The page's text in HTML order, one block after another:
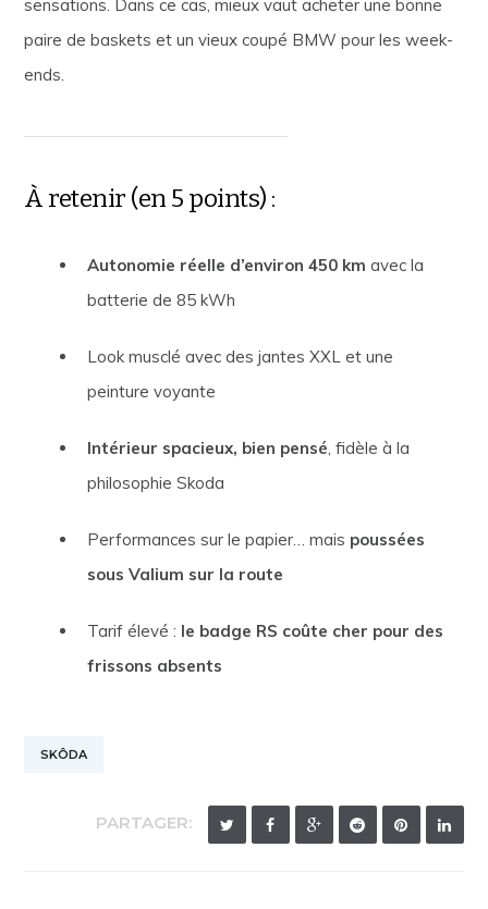
sensations. Dans ce cas, mieux vaut acheter une bonne
paire de baskets et un vieux coupé BMW pour les week-
ends.
À retenir (en 5 points) :
Autonomie réelle d’environ 450 km avec la
batterie de 85 kWh
Look musclé avec des jantes XXL et une
peinture voyante
Intérieur spacieux, bien pensé, fidèle à la
philosophie Skoda
Performances sur le papier… mais poussées
sous Valium sur la route
Tarif élevé : le badge RS coûte cher pour des
frissons absents
SKÔDA
PARTAGER: